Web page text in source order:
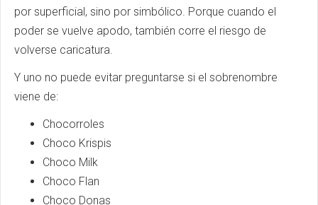
por superficial, sino por simbólico. Porque cuando el
poder se vuelve apodo, también corre el riesgo de
volverse caricatura.
Y uno no puede evitar preguntarse si el sobrenombre
viene de:
Chocorroles
Choco Krispis
Choco Milk
Choco Flan
Choco Donas